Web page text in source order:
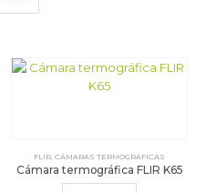
REGISTRADORES DE CALIDAD DE ENERG?A PQA
FLIR, CÁMARAS TERMOGRAFICAS
Cámara termográfica FLIR K65